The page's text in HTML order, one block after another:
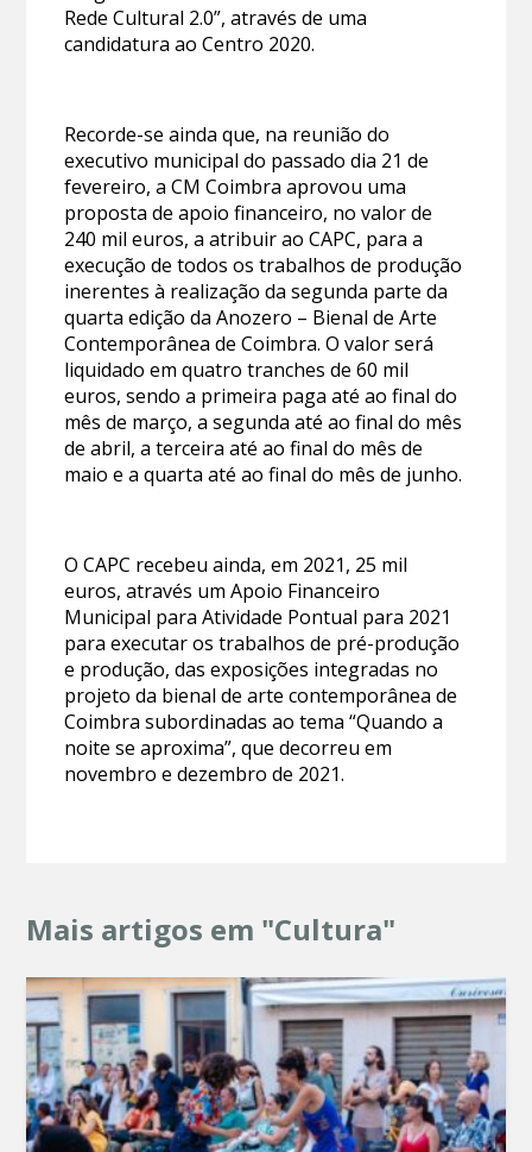
Rede Cultural 2.0”, através de uma
candidatura ao Centro 2020.
Recorde-se ainda que, na reunião do
executivo municipal do passado dia 21 de
fevereiro, a CM Coimbra aprovou uma
proposta de apoio financeiro, no valor de
240 mil euros, a atribuir ao CAPC, para a
execução de todos os trabalhos de produção
inerentes à realização da segunda parte da
quarta edição da Anozero – Bienal de Arte
Contemporânea de Coimbra. O valor será
liquidado em quatro tranches de 60 mil
euros, sendo a primeira paga até ao final do
mês de março, a segunda até ao final do mês
de abril, a terceira até ao final do mês de
maio e a quarta até ao final do mês de junho.
O CAPC recebeu ainda, em 2021, 25 mil
euros, através um Apoio Financeiro
Municipal para Atividade Pontual para 2021
para executar os trabalhos de pré-produção
e produção, das exposições integradas no
projeto da bienal de arte contemporânea de
Coimbra subordinadas ao tema “Quando a
noite se aproxima”, que decorreu em
novembro e dezembro de 2021.
Mais artigos em "Cultura"